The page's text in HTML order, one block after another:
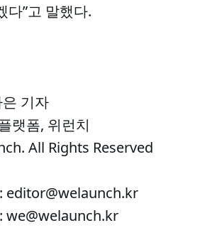
다”고 말했다.
기자
랫폼, 위런치
All Rights Reserved
editor@welaunch.kr
we@welaunch.kr